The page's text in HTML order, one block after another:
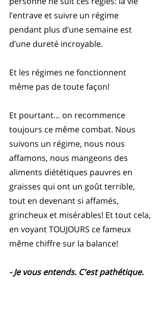
l’entrave et suivre un régime
pendant plus d’une semaine est
d’une dureté incroyable.
Et les régimes ne fonctionnent
même pas de toute façon!
Et pourtant… on recommence
toujours ce même combat. Nous
suivons un régime, nous nous
affamons, nous mangeons des
aliments diététiques pauvres en
graisses qui ont un goût terrible,
tout en devenant si affamés,
grincheux et misérables! Et tout cela,
en voyant TOUJOURS ce fameux
même chiffre sur la balance!
- Je vous entends. C'est pathétique.